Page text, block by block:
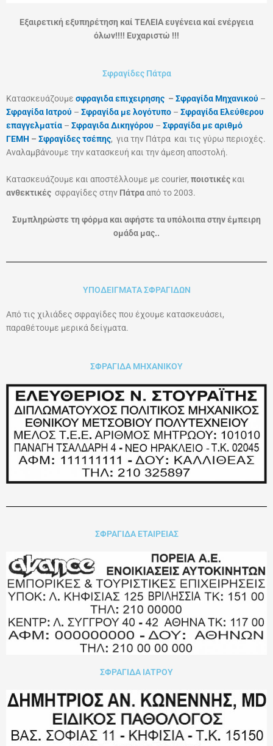
Εξαιρετική εξυπηρέτηση καί ΤΕΛΕΙΑ ευγένεια καί ενέργεια
όλων!!!! Ευχαριστώ !!!
Σφραγίδες Πάτρα
Κατασκευάζουμε σφραγιδα επιχειρησης – Σφραγίδα Μηχανικού –
Σφραγίδα Ιατρού – Σφραγίδα με λογότυπο – Σφραγίδα Ελεύθερου
επαγγελματία – Σφραγιδα Δικηγόρου – Σφραγίδα με αριθμό
ΓΕΜΗ – Σφραγίδες τσέπης, για την Πάτρα και τις γύρω περιοχές.
Αναλαμβάνουμε την κατασκευή και την άμεση αποστολή.
Κατασκευάζουμε και αποστέλλουμε με courier, ποιοτικές και
ανθεκτικές σφραγίδες στην Πάτρααπό το 2003.
Συμπληρώστε τη φόρμα και αφήστε τα υπόλοιπα στην έμπειρη
ομάδα μας..
ΥΠΟΔΕΙΓΜΑΤΑ ΣΦΡΑΓΙΔΩΝ
Από τις χιλιάδες σφραγίδες που έχουμε κατασκευάσει,
παραθέτουμε μερικά δείγματα.
ΣΦΡΑΓΙΔΑ ΜΗΧΑΝΙΚΟΥ
ΣΦΡΑΓΙΔΑ ΕΤΑΙΡΕΙΑΣ
ΣΦΡΑΓΙΔΑ ΙΑΤΡΟΥ